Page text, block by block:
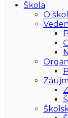
Škola
O